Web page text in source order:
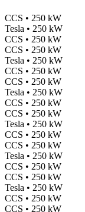
CCS • 250 kW
Tesla • 250 kW
CCS • 250 kW
CCS • 250 kW
Tesla • 250 kW
CCS • 250 kW
CCS • 250 kW
Tesla • 250 kW
CCS • 250 kW
CCS • 250 kW
Tesla • 250 kW
CCS • 250 kW
CCS • 250 kW
Tesla • 250 kW
CCS • 250 kW
CCS • 250 kW
Tesla • 250 kW
CCS • 250 kW
CCS • 250 kW